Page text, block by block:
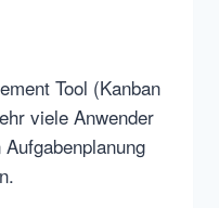
Tool (Kanban
viele Anwender